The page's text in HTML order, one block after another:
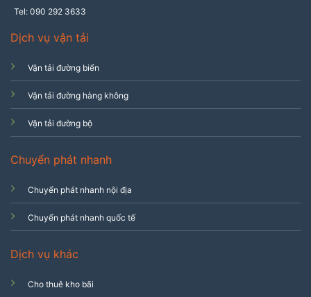
Tel: 090 292 3633
Dịch vụ vận tải
Vận tải đường biển
Vận tải đường hàng không
Vận tải đường bộ
Chuyển phát nhanh
Chuyển phát nhanh nội địa
Chuyển phát nhanh quốc tế
Dịch vụ khác
Cho thuê kho bãi